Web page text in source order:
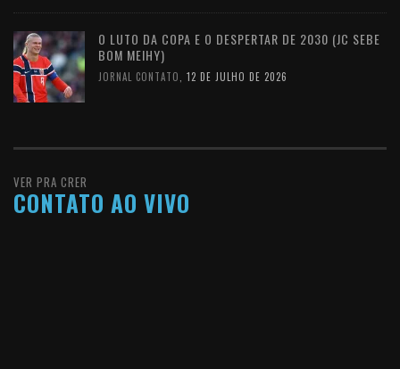
O LUTO DA COPA E O DESPERTAR DE 2030 (JC SEBE
BOM MEIHY)
JORNAL CONTATO 12 DE JULHO DE 2026
VER PRA CRER
CONTATO AO VIVO